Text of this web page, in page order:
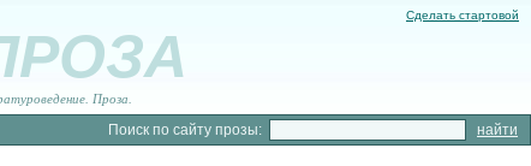
Сделать стартовой
Проза.
Поиск по сайту прозы: